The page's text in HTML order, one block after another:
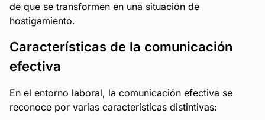
de que se transformen en una situación de
hostigamiento.
Características de la comunicación
efectiva
En el entorno laboral, la comunicación efectiva se
reconoce por varias características distintivas: